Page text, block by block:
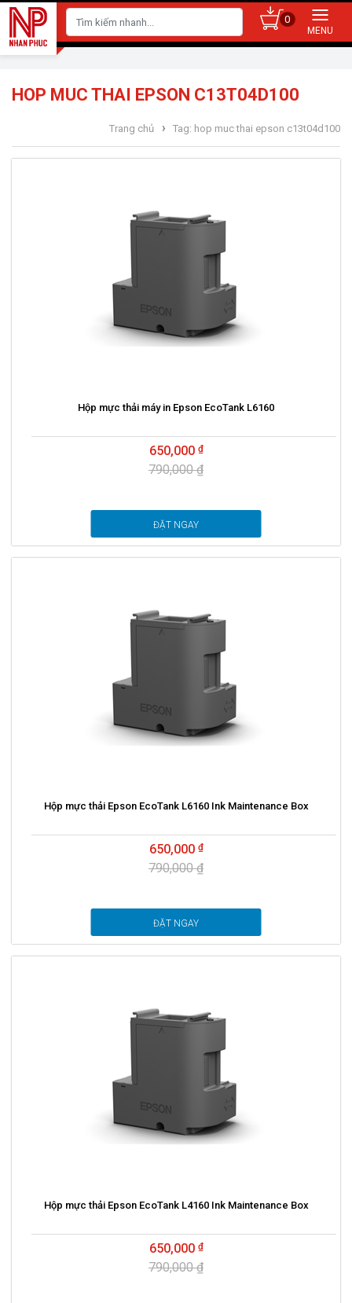
0
HOP MUC THAI EPSON C13T04D100
Trang chủ › Tag: hop muc thai epson c13t04d100
Hộp mực thải máy in Epson EcoTank L6160
650,000
790,000 ₫
ĐẶT NGAY
Hộp mực thải Epson EcoTank L6160 Ink Maintenance Box
650,000
790,000 ₫
ĐẶT NGAY
Hộp mực thải Epson EcoTank L4160 Ink Maintenance Box
650,000
790,000 ₫